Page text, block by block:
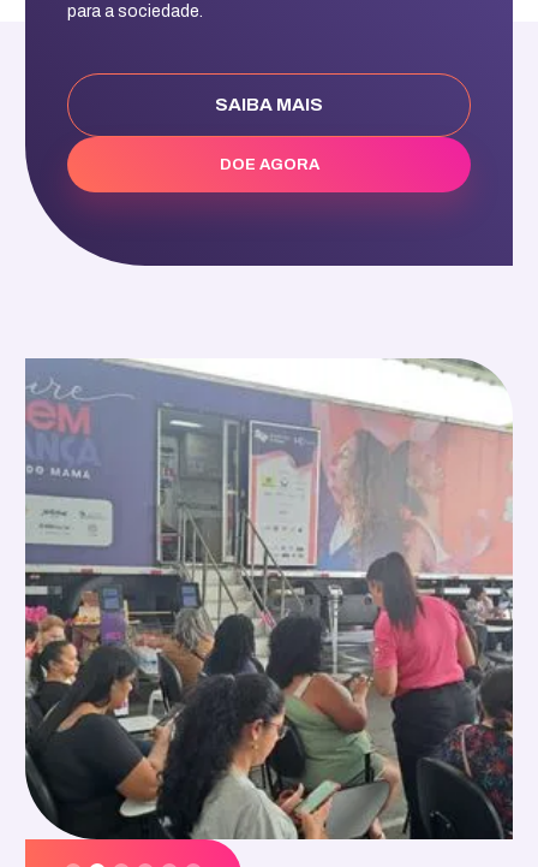
para a sociedade.
SAIBA MAIS
DOE AGORA